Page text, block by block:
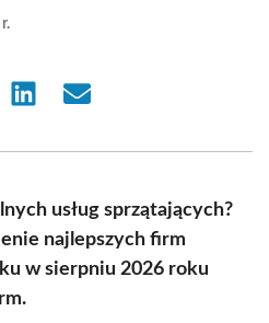
Share Share
usług sprzątających?
najlepszych firm
w sierpniu 2026 roku